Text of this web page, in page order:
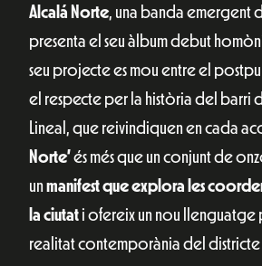
Alcalá Norte, una banda emergent
presenta el seu àlbum debut
seu projecte es mou entre el
el respecte per la història del barri
Lineal, que reivindiquen en cada
Norte’és més que un conjunt de
unmanifest que explora les
la ciutat i ofereix un nou llenguatge
realitat contemporània del districte